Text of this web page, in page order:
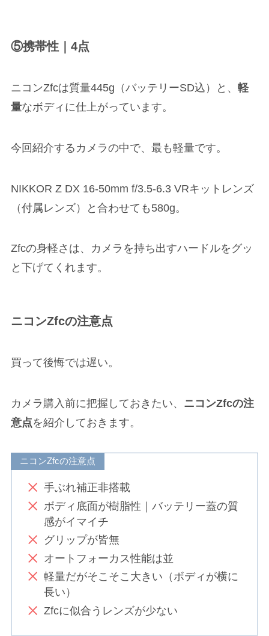
⑤携帯性｜4点
ニコンZfcは質量445g（バッテリーSD込）と、 軽
量なボディに仕上がっています。
今回紹介するカメラの中で、最も軽量です。
NIKKOR Z DX 16-50mm f/3.5-6.3 VRキットレンズ
（付属レンズ）と合わせても580g。
Zfcの身軽さは、カメラを持ち出すハードルをグッ
と下げてくれます。
ニコンZfcの注意点
買って後悔では遅い。
カメラ購入前に把握しておきたい、 ニコンZfcの注
意点を紹介しておきます。
ニコンZfcの注意点
手ぶれ補正非搭載
ボディ底面が樹脂性｜バッテリー蓋の質
感がイマイチ
グリップが皆無
オートフォーカス性能は並
軽量だがそこそこ大きい（ボディが横に
長い）
Zfcに似合うレンズが少ない